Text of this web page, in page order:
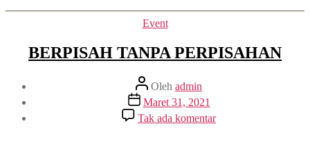
Kategori
Event
BERPISAH TANPA PERPISAHAN
Penulis
artikel
Oleh admin
Tanggal
artikel
Maret 31, 2021
Tak ada komentarpada
BERPISAH